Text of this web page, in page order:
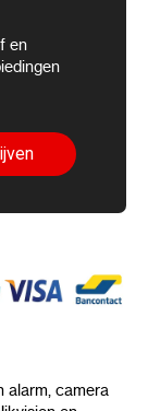
en
alarm, camera